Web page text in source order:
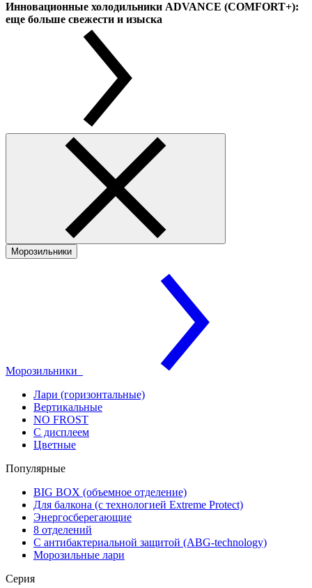
Инновационные холодильники ADVANCE (COMFORT+):
еще больше свежести и изыска
Морозильники
Морозильники
Лари (горизонтальные)
Вертикальные
NO FROST
С дисплеем
Цветные
Популярные
BIG BOX (объемное отделение)
Для балкона (с технологией Extreme Protect)
Энергосберегающие
8 отделений
С антибактериальной защитой (ABG-technology)
Морозильные лари
Серия